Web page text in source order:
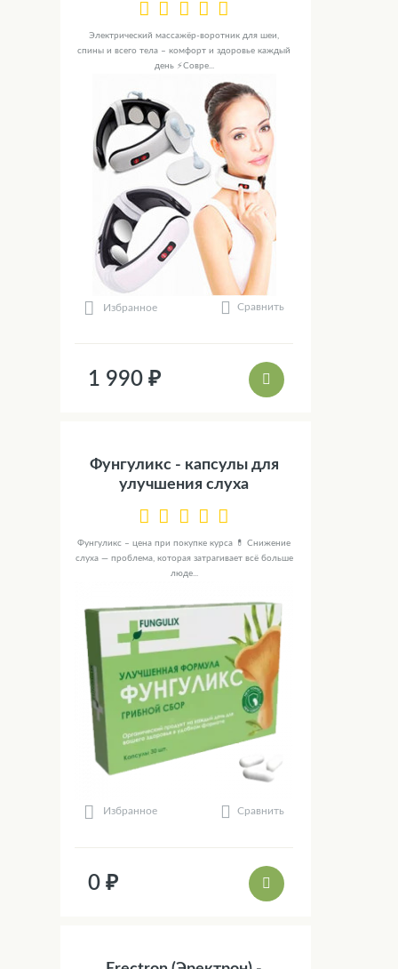
Электрический массажёр-воротник для шеи,
спины и всего тела – комфорт и здоровье каждый
день ⚡Совре...
Избранное Сравнить
1 990 ₽
Фунгуликс - капсулы для
улучшения слуха
Фунгуликс – цена при покупке курса 💊 Снижение
слуха — проблема, которая затрагивает всё больше
люде...
Избранное Сравнить
0 ₽